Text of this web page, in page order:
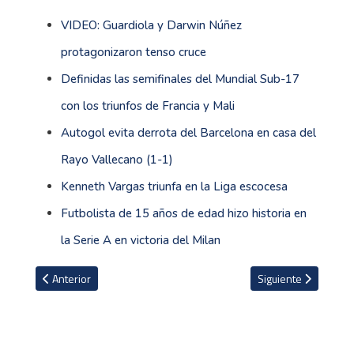
VIDEO: Guardiola y Darwin Núñez
protagonizaron tenso cruce
Definidas las semifinales del Mundial Sub-17
con los triunfos de Francia y Mali
Autogol evita derrota del Barcelona en casa del
Rayo Vallecano (1-1)
Kenneth Vargas triunfa en la Liga escocesa
Futbolista de 15 años de edad hizo historia en
la Serie A en victoria del Milan
Artículo anterior: Cristian Gamboa no suelta la titularidad en el
Anterior Artículo siguiente:
Siguiente